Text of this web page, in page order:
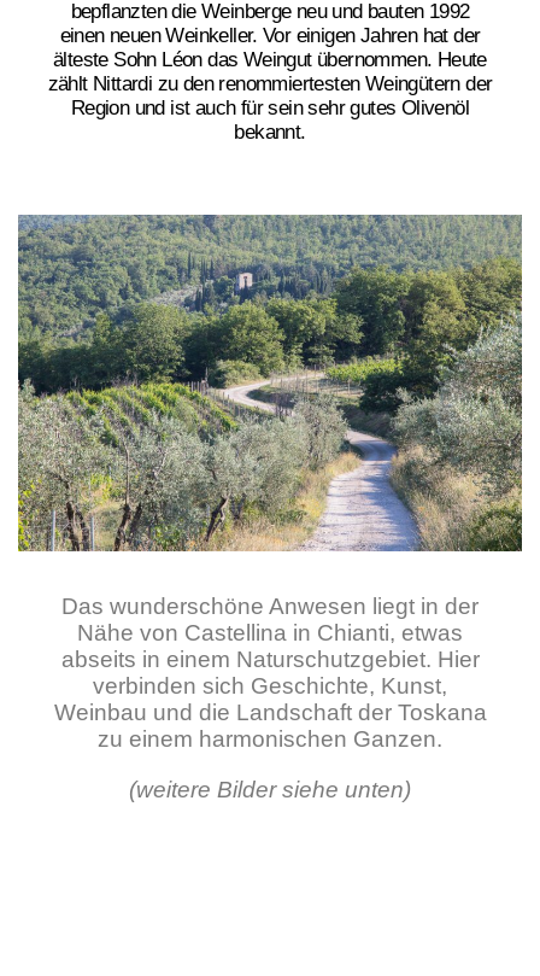
bepflanzten die Weinberge neu und bauten 1992
einen neuen Weinkeller. Vor einigen Jahren hat der
älteste Sohn Léon das Weingut übernommen. Heute
zählt Nittardi zu den renommiertesten Weingütern der
Region und ist auch für sein sehr gutes Olivenöl
bekannt.
Das wunderschöne Anwesen liegt in der
Nähe von Castellina in Chianti, etwas
abseits in einem Naturschutzgebiet. Hier
verbinden sich Geschichte, Kunst,
Weinbau und die Landschaft der Toskana
zu einem harmonischen Ganzen.
(weitere Bilder siehe unten)